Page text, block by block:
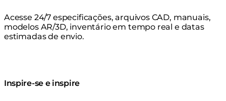
Acesse 24/7 especificações, arquivos CAD, manuais,
modelos AR/3D, inventário em tempo real e datas
estimadas de envio.
Inspire-se e inspire